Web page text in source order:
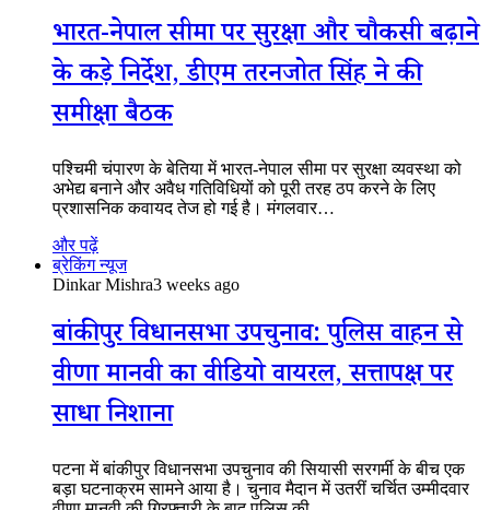
भारत-नेपाल सीमा पर सुरक्षा और चौकसी बढ़ाने
के कड़े निर्देश, डीएम तरनजोत सिंह ने की
समीक्षा बैठक
पश्चिमी चंपारण के बेतिया में भारत-नेपाल सीमा पर सुरक्षा व्यवस्था को
अभेद्य बनाने और अवैध गतिविधियों को पूरी तरह ठप करने के लिए
प्रशासनिक कवायद तेज हो गई है। मंगलवार…
और पढ़ें
ब्रेकिंग न्यूज
Dinkar Mishra3 weeks ago
बांकीपुर विधानसभा उपचुनाव: पुलिस वाहन से
वीणा मानवी का वीडियो वायरल, सत्तापक्ष पर
साधा निशाना
पटना में बांकीपुर विधानसभा उपचुनाव की सियासी सरगर्मी के बीच एक
बड़ा घटनाक्रम सामने आया है। चुनाव मैदान में उतरीं चर्चित उम्मीदवार